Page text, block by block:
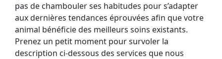
pas de chambouler ses habitudes pour s’adapter
aux dernières tendances éprouvées afin que votre
animal bénéficie des meilleurs soins existants.
Prenez un petit moment pour survoler la
description ci-dessous des services que nous